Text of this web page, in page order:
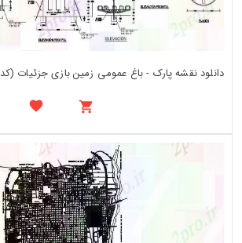
دانلود نقشه پارک - باغ عمومی زمین بازی جزئیات (کد166032)